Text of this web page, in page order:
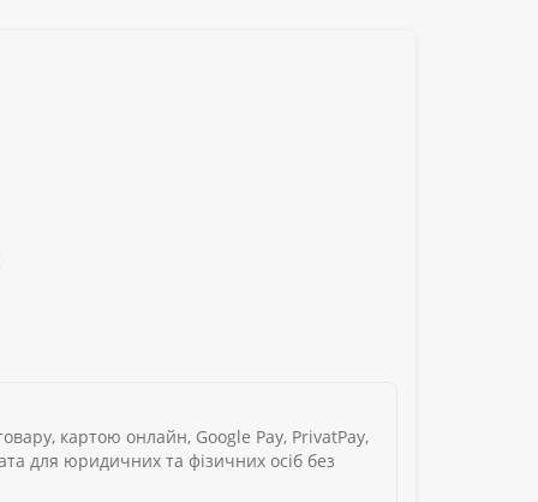
картою онлайн, Google Pay, PrivatPay,
для юридичних та фізичних осіб без